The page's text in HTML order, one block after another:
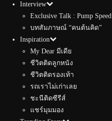
Interview
Exclusive Talk : Pump Speed
บทสัมภาษณ์ “คนต้นคิด”
Inspiration
My Dear มีเดีย
ชีวิตติดลูกหนัง
ชีวิตติดรองเท้า
รถเราไม่เก่าเลย
ชะนีติดซีรีส์
แชร์มุมมอง